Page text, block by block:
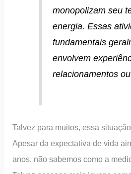
monopolizam seu
energia. Essas
fundamentais
envolvem
relacionamentos
Talvez para muitos, essa
Apesar da expectativa de vida
anos, não sabemos como a